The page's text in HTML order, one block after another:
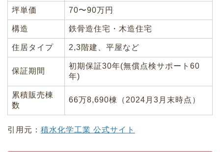
坪単価 70〜90万円
構造 鉄骨造住宅・木造住宅
住居タイプ 2,3階建、平屋など
保証期間
初期保証30年(無償点検サポート60
年)
累積販売棟
数
66万8,690棟（2024月3月末時点）
引用元： 積水化学工業 公式サイト